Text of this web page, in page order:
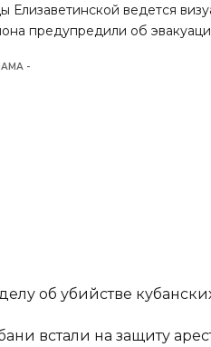
ведется
предупредили об
-
об убийстве
встали на защиту